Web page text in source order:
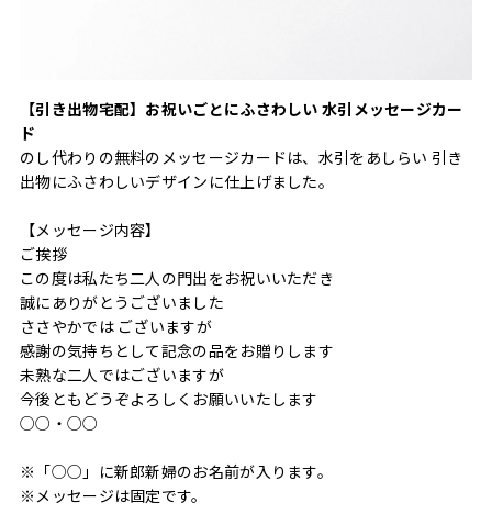
【引き出物宅配】お祝いごとにふさわしい 水引メッセージカー
ド
のし代わりの無料のメッセージカードは、水引をあしらい 引き
出物にふさわしいデザインに仕上げました。
【メッセージ内容】
ご挨拶
この度は私たち二人の門出をお祝いいただき
誠にありがとうございました
ささやかでは ございますが
感謝の気持ちとして記念の品をお贈りします
未熟な二人ではございますが
今後ともどうぞよろしくお願いいたします
○○・○○
※「○○」に新郎新婦のお名前が入ります。
※メッセージは固定です。